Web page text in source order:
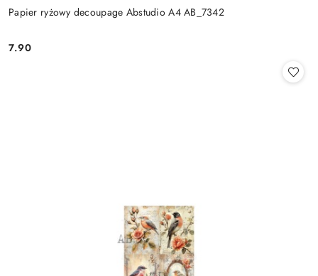
Papier ryżowy decoupage Abstudio A4 AB_7342
Cena:
7.90